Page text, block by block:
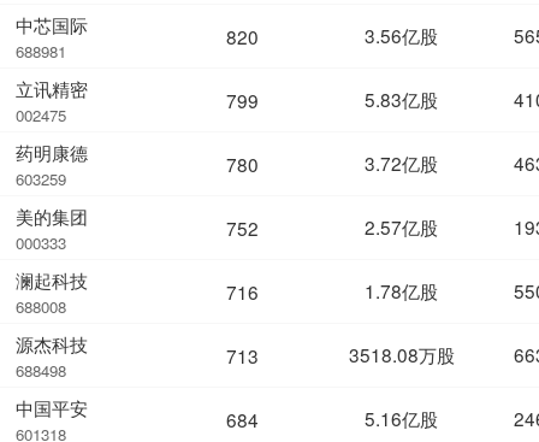
中芯国际
688981
立讯精密
002475
药明康德
603259
美的集团
000333
澜起科技
688008
源杰科技
688498
中国平安
601318
820 3.56亿股
799 5.83亿股
780 3.72亿股
752 2.57亿股
716 1.78亿股
713 3518.08万股
684 5.16亿股